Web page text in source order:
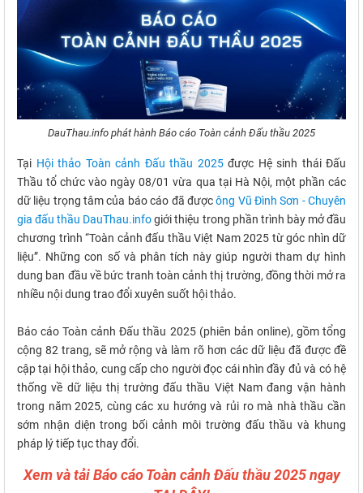
DauThau.info phát hành Báo cáo Toàn cảnh Đấu thầu 2025
Tại Hội thảo Toàn cảnh Đấu thầu 2025được Hệ sinh thái Đấu
Thầu tổ chức vào ngày 08/01 vừa qua tại Hà Nội, một phần các
dữ liệu trọng tâm của báo cáo đã đượcông Vũ Đình Sơn - Chuyên
gia đấu thầu DauThau.infogiới thiệu trong phần trình bày mở đầu
chương trình “Toàn cảnh đấu thầu Việt Nam 2025 từ góc nhìn dữ
liệu”. Những con số và phân tích này giúp người tham dự hình
dung ban đầu về bức tranh toàn cảnh thị trường, đồng thời mở ra
nhiều nội dung trao đổi xuyên suốt hội thảo.
Báo cáo Toàn cảnh Đấu thầu 2025 (phiên bản online), gồm tổng
cộng 82 trang, sẽ mở rộng và làm rõ hơn các dữ liệu đã được đề
cập tại hội thảo, cung cấp cho người đọc cái nhìn đầy đủ và có hệ
thống về dữ liệu thị trường đấu thầu Việt Nam đang vận hành
trong năm 2025, cùng các xu hướng và rủi ro mà nhà thầu cần
sớm nhận diện trong bối cảnh môi trường đấu thầu và khung
pháp lý tiếp tục thay đổi.
Xem và tải Báo cáo Toàn cảnh Đấu thầu 2025 ngay